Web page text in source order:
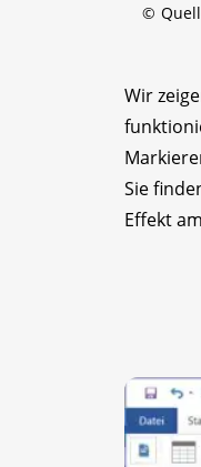
©
Wir
Sie
Effekt